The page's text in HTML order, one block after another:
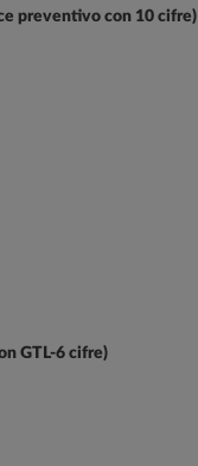
preventivo con 10 cifre)
GTL-6 cifre)